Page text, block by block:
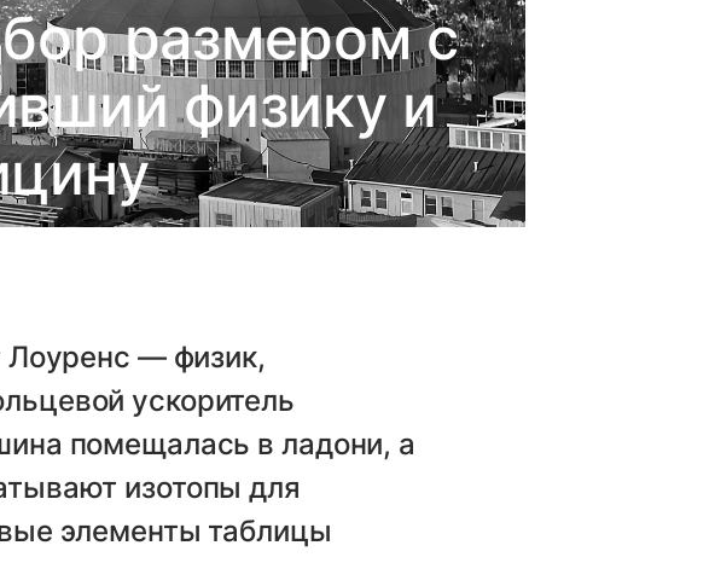
размером с
физику и
Лоуренс — физик,
ускоритель
помещалась в ладони, а
изотопы для
элементы таблицы